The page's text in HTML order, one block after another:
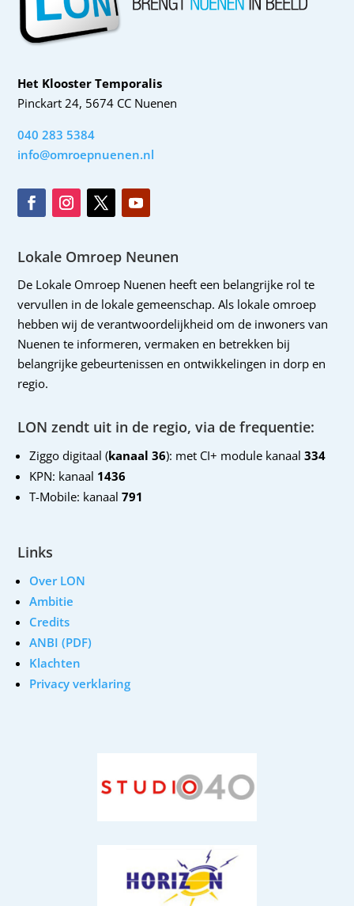
Het Klooster Temporalis
Pinckart 24, 5674 CC Nuenen
040 283 5384
info@omroepnuenen.nl
Lokale Omroep Neunen
De Lokale Omroep Nuenen heeft een belangrijke rol te
vervullen in de lokale gemeenschap. Als lokale omroep
hebben wij de verantwoordelijkheid om de inwoners van
Nuenen te informeren, vermaken en betrekken bij
belangrijke gebeurtenissen en ontwikkelingen in dorp en
regio.
LON zendt uit in de regio, via de frequentie:
Ziggo digitaal (kanaal 36): met CI+ module kanaal 334
KPN: kanaal 1436
T-Mobile: kanaal791
Links
Over LON
Ambitie
Credits
ANBI (PDF)
Klachten
Privacy verklaring